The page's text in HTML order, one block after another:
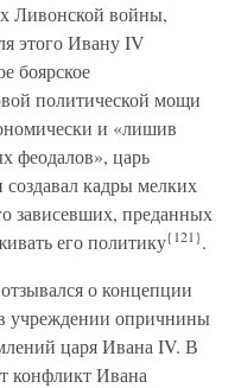
Ливонской войны,
этого Ивану IV
боярское
политической мощи
и «лишив
феодалов», царь
кадры мелких
зависевших, преданных
его политику{121}.
о концепции
учреждении опричнины
царя Ивана IV. В
конфликт Ивана